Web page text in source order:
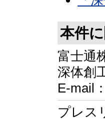
本件
富士通
深体創
E-mail：
プレス